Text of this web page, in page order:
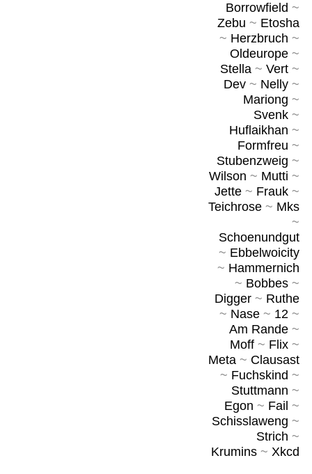
Borrowfield ~
Zebu ~ Etosha
~ Herzbruch ~
Oldeurope~
Stella~ Vert~
Dev~ Nelly~
Mariong ~
Svenk~
Huflaikhan ~
Formfreu ~
Stubenzweig ~
Wilson ~ Mutti ~
Jette~ Frauk~
Teichrose~ Mks
~
Schoenundgut
~ Ebbelwoicity
~ Hammernich
~ Bobbes~
Digger~ Ruthe
~ Nase~ 12~
Am Rande~
Moff~ Flix~
Meta~ Clausast
~ Fuchskind ~
Stuttmann ~
Egon ~ Fail ~
Schisslaweng ~
Strich ~
Krumins~ Xkcd